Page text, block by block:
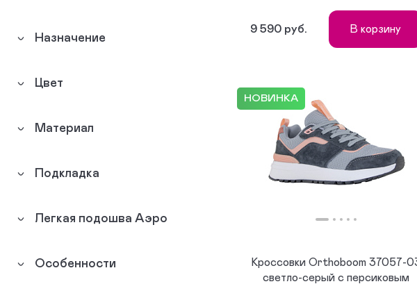
Босоножки
Сникеры
Сандалеты
Назначение
Цвет
Материал
Подкладка
Легкая подошва Аэро
Особенности
9 590 руб. В корзину
НОВИНКА
Кроссовки Orthoboom 37057-
светло-серый с персиковым